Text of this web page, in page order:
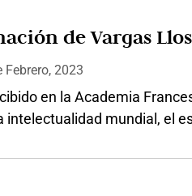
del Pueblo quien
el río Yurumanguí para
de Vargas
Febrero, 2023
en la Academia
intelectualidad mundial, el
en llegar a ese recinto
con el laurel eterno sin